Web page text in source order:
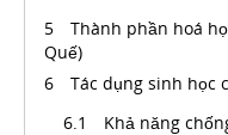
Thành phần hoá
Quế)
Tác dụng sinh học
Khả năng